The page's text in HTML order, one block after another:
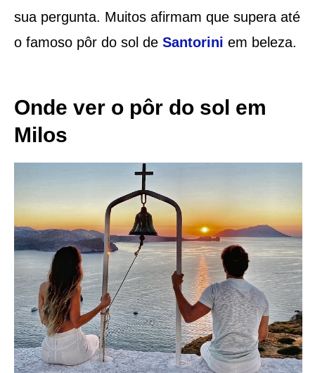
sua pergunta. Muitos afirmam que supera até
o famoso pôr do sol de Santorini em beleza.
Onde ver o pôr do sol em
Milos